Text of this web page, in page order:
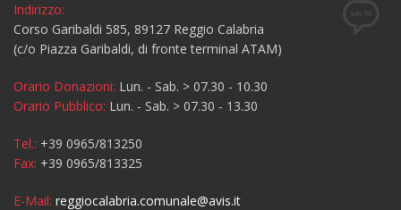
Indirizzo:
Corso Garibaldi 585, 89127 Reggio Calabria
(c/o Piazza Garibaldi, di fronte terminal ATAM)
Orario Donazioni: Lun. - Sab. > 07.30 - 10.30
Orario Pubblico: Lun. - Sab. > 07.30 - 13.30
Tel.: +39 0965/813250
Fax: +39 0965/813325
E-Mail: reggiocalabria.comunale@avis.it